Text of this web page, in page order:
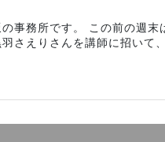
事務所です。 この前の週
さえりさんを講師に招いて